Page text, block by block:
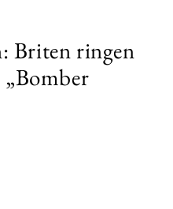
Briten ringen